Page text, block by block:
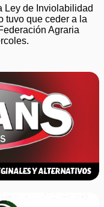
Ley de Inviolabilidad
tuvo que ceder a la
Agraria